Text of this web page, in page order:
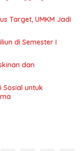
Target, UMKM Jadi
di Semester I
dan
Sosial untuk